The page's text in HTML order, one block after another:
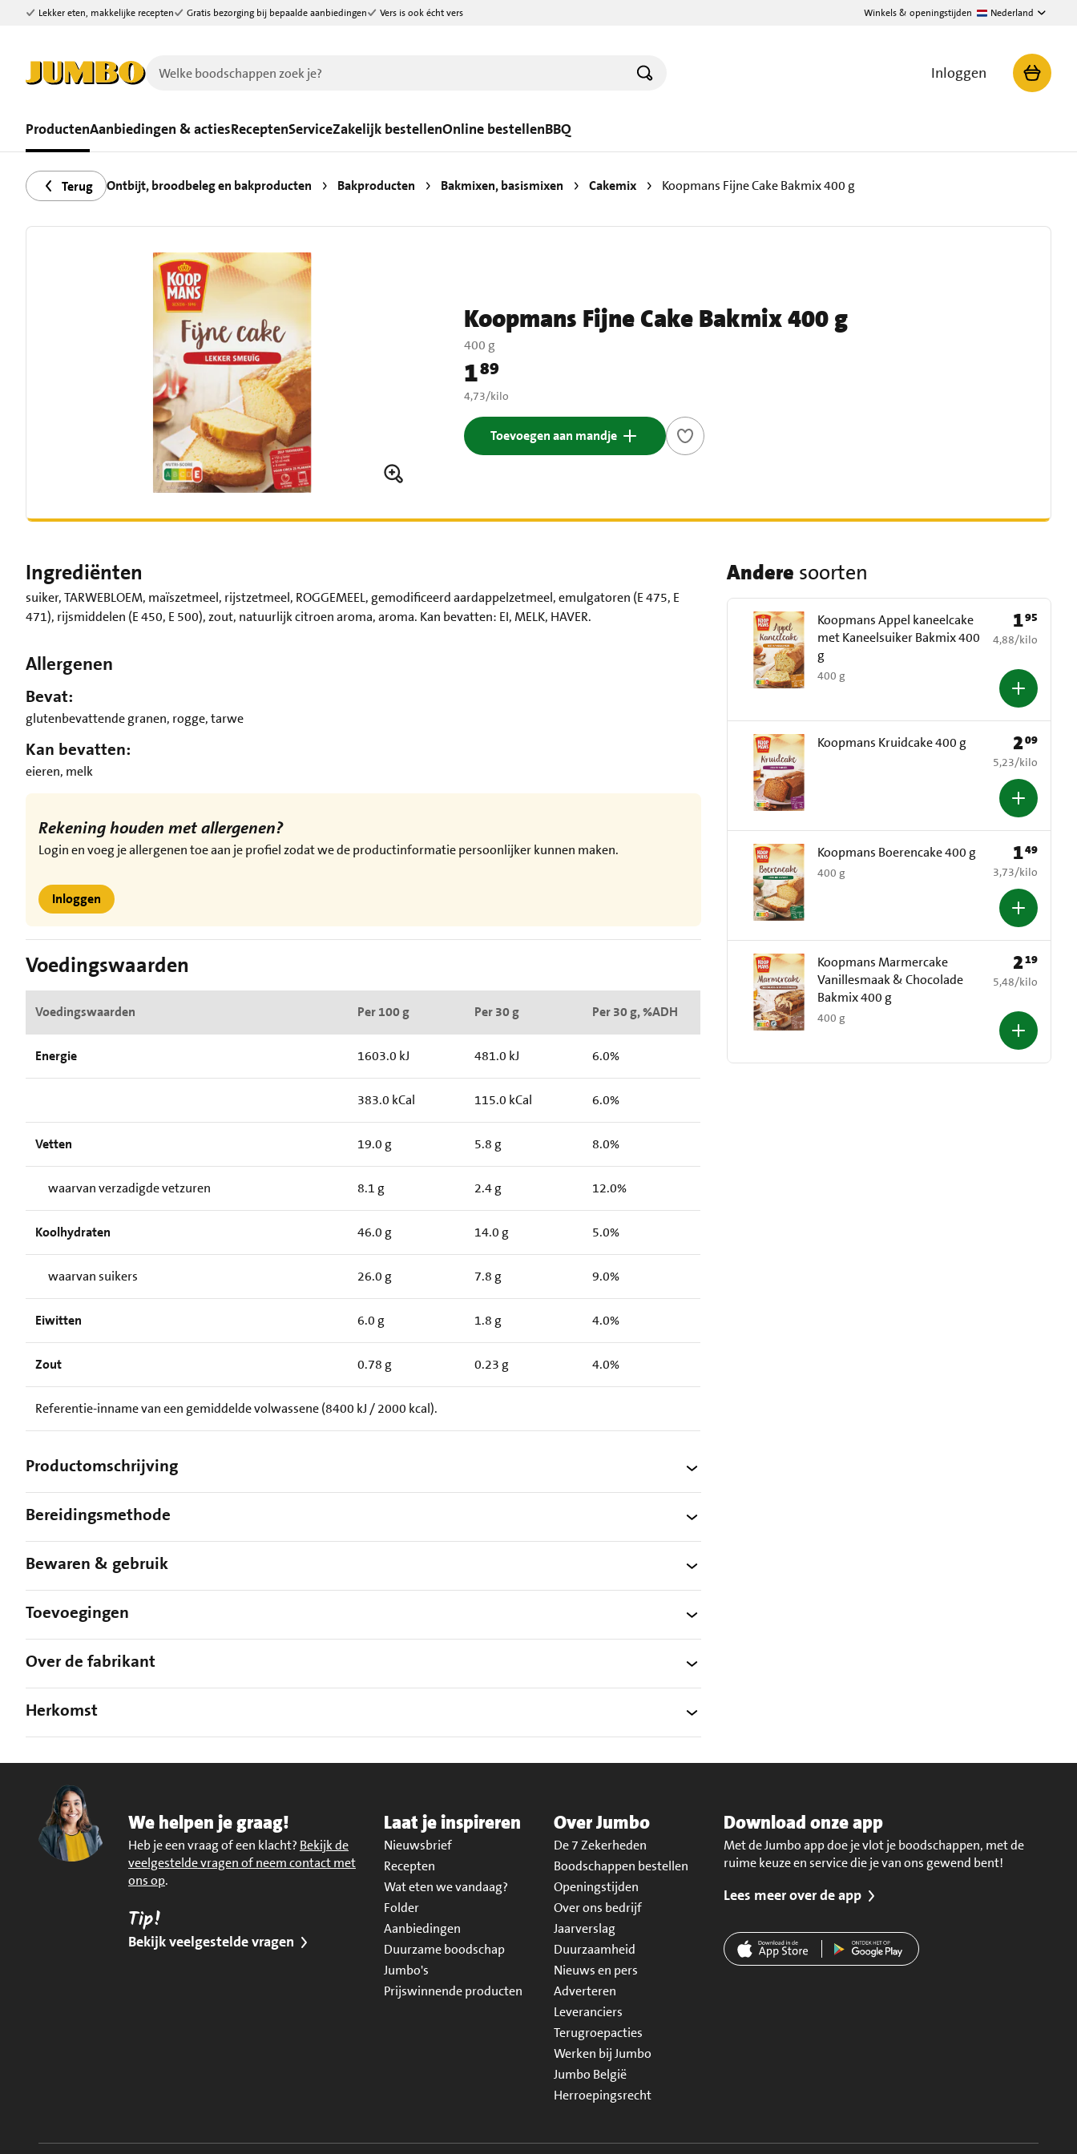
Ga naar zoeken
Ga naar hoofdinhoud
Lekker eten, makkelijke recepten Gratis bezorging bij bepaalde aanbiedingen Vers is ook écht vers Winkels & openingstijden Nederland
Inloggen
ProductenAanbiedingen & actiesReceptenServiceZakelijk bestellenOnline bestellenBBQ
Terug Ontbijt, broodbeleg en bakproducten Bakproducten Bakmixen, basismixen Cakemix Koopmans Fijne Cake Bakmix 400 g
Koopmans Fijne Cake Bakmix 400 g
400 g
Prijs: € 1,89
189
€ 4,73 per kilo
4,73/kilo
Toevoegen aan mandje
Ingrediënten
suiker, TARWEBLOEM, maïszetmeel, rijstzetmeel, ROGGEMEEL, gemodificeerd aardappelzetmeel, emulgatoren (E 475, E
471), rijsmiddelen (E 450, E 500), zout, natuurlijk citroen aroma, aroma. Kan bevatten: EI, MELK, HAVER.
Allergenen
Bevat:
glutenbevattende granen, rogge, tarwe
Kan bevatten:
eieren, melk
Rekening houden met allergenen?
Login en voeg je allergenen toe aan je profiel zodat we de productinformatie persoonlijker kunnen maken.
Inloggen
Voedingswaarden
Voedingswaarden Per 100 g Per 30 g Per 30 g, %ADH
Energie 1603.0 kJ 481.0 kJ 6.0%
383.0 kCal 115.0 kCal 6.0%
Vetten 19.0 g 5.8 g 8.0%
waarvan verzadigde vetzuren 8.1 g 2.4 g 12.0%
Koolhydraten 46.0 g 14.0 g 5.0%
waarvan suikers 26.0 g 7.8 g 9.0%
Eiwitten 6.0 g 1.8 g 4.0%
Zout 0.78 g 0.23 g 4.0%
Referentie-inname van een gemiddelde volwassene (8400 kJ / 2000 kcal).
Productomschrijving
Bereidingsmethode
Bewaren & gebruik
Toevoegingen
Over de fabrikant
Herkomst
Andere soorten
Koopmans Appel kaneelcake
met Kaneelsuiker Bakmix 400
g
400 g
Prijs: € 1,95
195
€ 4,88 per kilo
4,88/kilo
Koopmans Kruidcake 400 g Prijs: € 2,09
209
€ 5,23 per kilo
5,23/kilo
Koopmans Boerencake 400 g
400 g
Prijs: € 1,49
149
€ 3,73 per kilo
3,73/kilo
Koopmans Marmercake
Vanillesmaak & Chocolade
Bakmix 400 g
400 g
Prijs: € 2,19
219
€ 5,48 per kilo
5,48/kilo
We helpen je graag!
Heb je een vraag of een klacht? Bekijk de
veelgestelde vragen of neem contact met
ons op.
Tip!
Bekijk veelgestelde vragen
Laat je inspireren
Nieuwsbrief
Recepten
Wat eten we vandaag?
Folder
Aanbiedingen
Duurzame boodschap
Jumbo's
Prijswinnende producten
Over Jumbo
De 7 Zekerheden
Boodschappen bestellen
Openingstijden
Over ons bedrijf
Jaarverslag
Duurzaamheid
Nieuws en pers
Adverteren
Leveranciers
Terugroepacties
Werken bij Jumbo
Jumbo België
Herroepingsrecht
Download onze app
Met de Jumbo app doe je vlot je boodschappen, met de
ruime keuze en service die je van ons gewend bent!
Lees meer over de app